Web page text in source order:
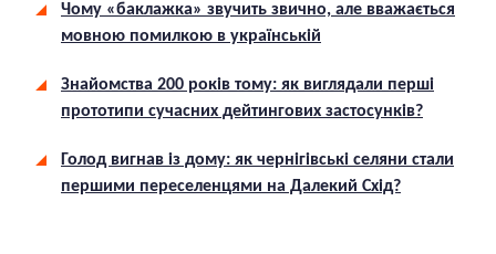
Чому «баклажка» звучить звично, але вважається
мовною помилкою в українській
Знайомства 200 років тому: як виглядали перші
прототипи сучасних дейтингових застосунків?
Голод вигнав із дому: як чернігівські селяни стали
першими переселенцями на Далекий Схід?